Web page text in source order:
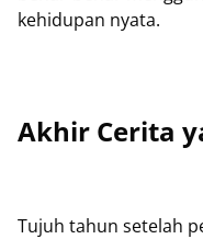
kehidupan nyata.
Akhir Cerita
Tujuh tahun setelah